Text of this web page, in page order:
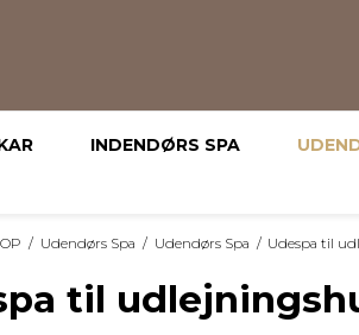
INDENDØRS SPA
/ Udendørs Spa / Udendørs Spa / Udespa til
til